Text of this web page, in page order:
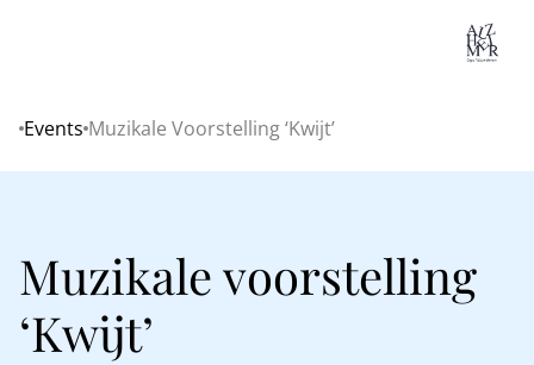
Home
Events Muzikale Voorstelling ‘Kwijt’
Muzikale voorstelling
‘Kwijt’